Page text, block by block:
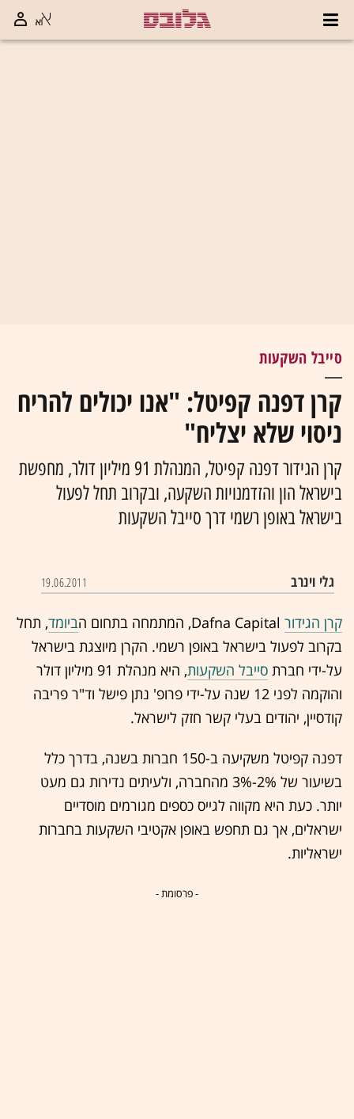
סייבל השקעות
קרן דפנה קפיטל: "אנו יכולים להריח
ניסוי שלא יצליח"
קרן הגידור דפנה קפיטל, המנהלת 91 מיליון דולר, מחפשת
בישראל הון והזדמנויות השקעה, ובקרוב תחל לפעול
בישראל באופן רשמי דרך סייבל השקעות
גלי וינרב 19.06.2011
קרן הגידור ביומד, תחל
בקרוב לפעול בישראל באופן רשמי. הקרן מיוצגת בישראל
על-ידי חברת סייבל השקעות
, היא מנהלת 91 מיליון דולר
והוקמה לפני 12 שנה על-ידי פרופ' נתן פישל וד"ר פריבה
קודסיין, יהודים בעלי קשר חזק לישראל.
דפנה קפיטל משקיעה ב-150 חברות בשנה, בדרך כלל
בשיעור של 2%-3% מהחברה, ולעיתים נדירות גם מעט
יותר. כעת היא מקווה לגייס כספים מגורמים מוסדיים
ישראלים, אך גם תחפש באופן אקטיבי השקעות בחברות
ישראליות.
- פרסומת -